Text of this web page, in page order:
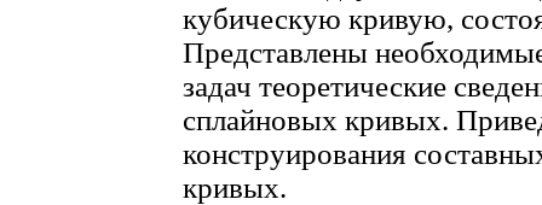
кубическую кривую,
Представлены
задач теоретические
сплайновых кривых.
конструирования
кривых.